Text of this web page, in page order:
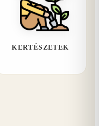
KERTÉSZETEK